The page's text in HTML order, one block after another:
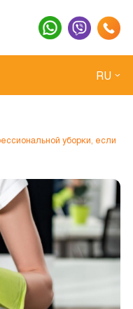
RU
уборки, если